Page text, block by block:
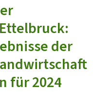
der
für 2024